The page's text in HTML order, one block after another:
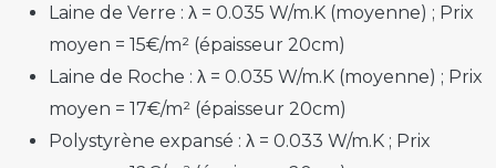
Laine de Verre : λ = 0.035 W/m.K (moyenne) ; Prix
moyen = 15€/m² (épaisseur 20cm)
Laine de Roche : λ = 0.035 W/m.K (moyenne) ; Prix
moyen = 17€/m² (épaisseur 20cm)
Polystyrène expansé : λ = 0.033 W/m.K ; Prix